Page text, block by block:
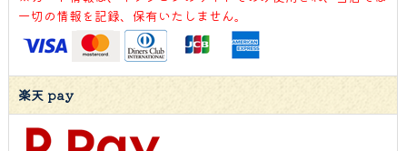
一切の情報を記録、保有いたしません。
楽天 pay